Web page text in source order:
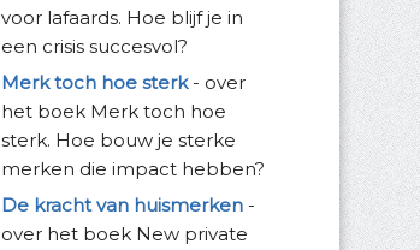
voor lafaards. Hoe blijf je in
een crisis succesvol?
Merk toch hoe sterk- over
het boek Merk toch hoe
sterk. Hoe bouw je sterke
merken die impact hebben?
De kracht van huismerken -
over het boek New private